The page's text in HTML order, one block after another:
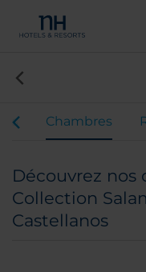
Chambres
Découvrez nos
Collection
Castellanos